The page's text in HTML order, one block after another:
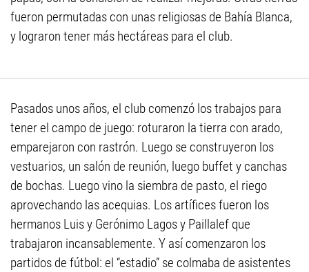
fueron permutadas con unas religiosas de Bahía Blanca,
y lograron tener más hectáreas para el club.
Pasados unos años, el club comenzó los trabajos para
tener el campo de juego: roturaron la tierra con arado,
emparejaron con rastrón. Luego se construyeron los
vestuarios, un salón de reunión, luego buffet y canchas
de bochas. Luego vino la siembra de pasto, el riego
aprovechando las acequias. Los artífices fueron los
hermanos Luis y Gerónimo Lagos y Paillalef que
trabajaron incansablemente. Y así comenzaron los
partidos de fútbol: el “estadio” se colmaba de asistentes